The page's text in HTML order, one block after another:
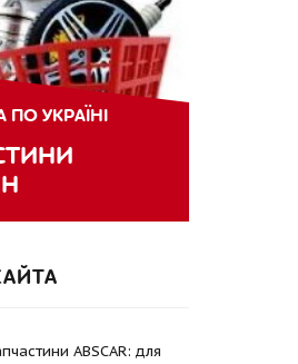
УКРАЇНІ
ABSCAR: для